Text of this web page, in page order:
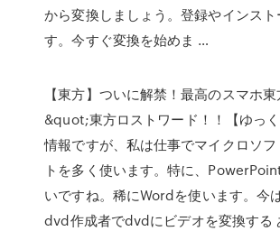
から変換しましょう。登録やインス
す。今すぐ変換を始めま …
【東方】ついに解禁！最高のスマホ
&quot;東方ロストワード！！【ゆっ
情報ですが、私は仕事でマイクロソフ
トを多く使います。特に、
いですね。稀にWordを使います。今
dvd作成者でdvdにビデオを変換する